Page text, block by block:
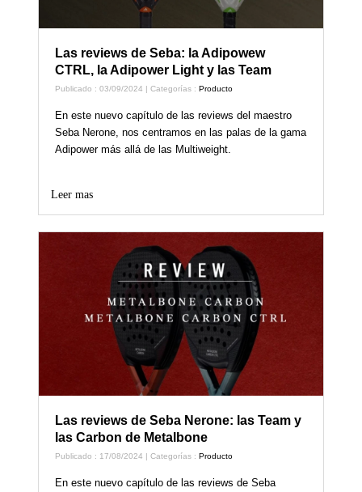
Las reviews de Seba: la Adipowew
CTRL, la Adipower Light y las Team
Publicado : 03/09/2024 | Categorías : Producto
En este nuevo capítulo de las reviews del maestro
Seba Nerone, nos centramos en las palas de la gama
Adipower más allá de las Multiweight.
Leer mas
Las reviews de Seba Nerone: las Team y
las Carbon de Metalbone
Publicado : 17/08/2024 | Categorías :Producto
En este nuevo capítulo de las reviews de Seba